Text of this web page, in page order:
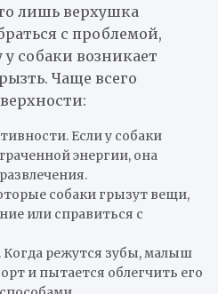
лишь верхушка
с проблемой,
собаки возникает
Чаще всего
Если у собаки
энергии, она
собаки грызут вещи,
или справиться с
Когда режутся зубы, малыш
и пытается облегчить его